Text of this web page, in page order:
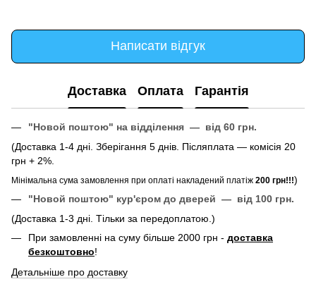
Написати відгук
Доставка Оплата Гарантія
"Новой поштою" на відділення — від 60 грн.
(Доставка 1-4 дні. Зберігання 5 днів. Післяплата — комісія 20
грн + 2%.
Мінімальна сума замовлення при оплаті накладений платіж 200 грн!!!)
"Новой поштою" кур'єром до дверей — від 100 грн.
(Доставка 1-3 дні. Тільки за передоплатою.)
При замовленні на суму більше 2000 грн - доставка
безкоштовно!
Детальніше про доставку